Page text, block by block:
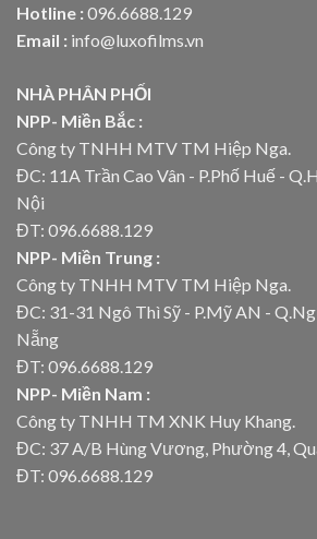
Hotline : 096.6688.129
Email : info@luxofilms.vn
NHÀ PHÂN PHỐI
NPP- Miền Bắc :
Công ty TNHH MTV TM Hiệp Nga.
ĐC: 11A Trần Cao Vân - P.Phố Huế -
Nội
ĐT: 096.6688.129
NPP- Miền Trung :
Công ty TNHH MTV TM Hiệp Nga.
ĐC: 31-31 Ngô Thì Sỹ - P.Mỹ AN -
Nẵng
ĐT: 096.6688.129
NPP- Miền Nam :
Công ty TNHH TM XNK Huy Khang.
ĐC: 37 A/B Hùng Vương, Phường 4,
ĐT: 096.6688.129